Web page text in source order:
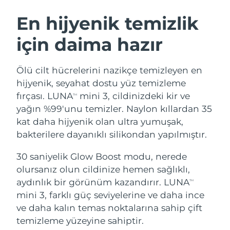
En hijyenik temizlik
için daima hazır
Ölü cilt hücrelerini nazikçe temizleyen en
hijyenik, seyahat dostu yüz temizleme
fırçası. LUNATM
mini 3, cildinizdeki kir ve
yağın %99'unu temizler. Naylon kıllardan 35
kat daha hijyenik olan ultra yumuşak,
bakterilere dayanıklı silikondan yapılmıştır.
30 saniyelik Glow Boost modu, nerede
olursanız olun cildinize hemen sağlıklı,
aydınlık bir görünüm kazandırır. LUNATM
mini 3, farklı güç seviyelerine ve daha ince
ve daha kalın temas noktalarına sahip çift
temizleme yüzeyine sahiptir.
LUNA™ 4 seti
Anti-aging massage
LUNA™ 4 Plus
LUNA™ 4 Men
For men, anti-aging massage
BEAR™ 2 seti
Microcurrent toning
BEAR™ 2 go
BEAR™ 2 eyes & lips
Microcurrent line smoothing device
Nemlendirme
UFO™ 3 seti
Deep facial hydration
UFO™ 3 LED
Near-infrared and red light therapy
device
Ağız bakımı
issa™ 4
Hybrid silicone sonic toothbrush
issa™ 4 plus
Smart hybrid silicone sonic toothbrush
FAQ™ YAŞLANMA KARŞITI BAKIM
Yaşlanma karşıtı LED bakım
Avusturya Tahmini teslim tarihi 8/10/26
Bahreyn Tahmini teslim tarihi
Belçika Tahmini teslim tarihi 8/10/26
Bermuda Tahmini teslim tarihi8/16/26
Bosna-Hersek Tahmini teslim tarihi
Bulgaristan Tahmini teslim tarihi8/10/26
Kanada Tahmini teslim tarihi8/14/26
Şili Tahmini teslim tarihi